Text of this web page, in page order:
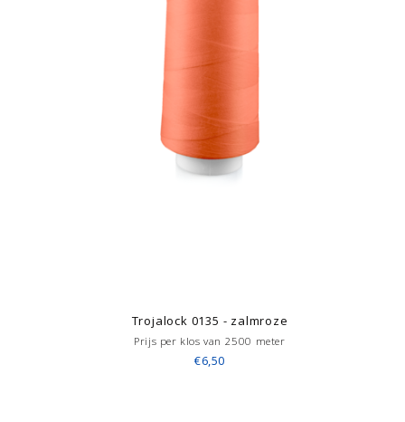
Trojalock 0135 - zalmroze
Prijs per klos van 2500 meter
€6,50